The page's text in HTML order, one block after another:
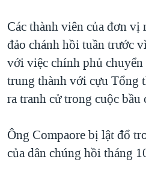
BÊN KIA QUỐC LỘ: TIẾNG
QUAN HỆ VIỆT MỸ
Các thành viên của đơn vị
đảo chánh hồi tuần trước
với việc chính phủ
trung thành với cựu Tổng
ra tranh cử trong cuộc bầu
Ông Compaore bị lật đổ
của dân chúng hồi tháng